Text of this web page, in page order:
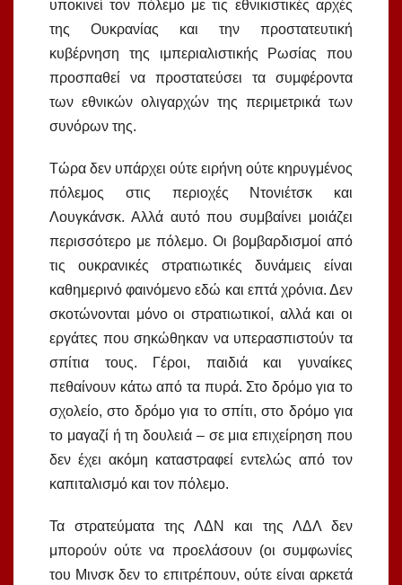
υποκινεί τον πόλεμο με τις εθνικιστικές αρχές
της Ουκρανίας και την προστατευτική
κυβέρνηση της ιμπεριαλιστικής Ρωσίας που
προσπαθεί να προστατεύσει τα συμφέροντα
των εθνικών ολιγαρχών της περιμετρικά των
συνόρων της.
Τώρα δεν υπάρχει ούτε ειρήνη ούτε κηρυγμένος
πόλεμος στις περιοχές Ντονιέτσκ και
Λουγκάνσκ. Αλλά αυτό που συμβαίνει μοιάζει
περισσότερο με πόλεμο. Οι βομβαρδισμοί από
τις ουκρανικές στρατιωτικές δυνάμεις είναι
καθημερινό φαινόμενο εδώ και επτά χρόνια. Δεν
σκοτώνονται μόνο οι στρατιωτικοί, αλλά και οι
εργάτες που σηκώθηκαν να υπερασπιστούν τα
σπίτια τους. Γέροι, παιδιά και γυναίκες
πεθαίνουν κάτω από τα πυρά. Στο δρόμο για το
σχολείο, στο δρόμο για το σπίτι, στο δρόμο για
το μαγαζί ή τη δουλειά – σε μια επιχείρηση που
δεν έχει ακόμη καταστραφεί εντελώς από τον
καπιταλισμό και τον πόλεμο.
Τα στρατεύματα της ΛΔΝ και της ΛΔΛ δεν
μπορούν ούτε να προελάσουν (οι συμφωνίες
του Μινσκ δεν το επιτρέπουν, ούτε είναι αρκετά